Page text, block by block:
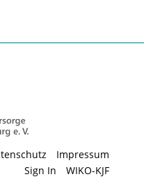
Impressum
WIKO-KJF
Sign In